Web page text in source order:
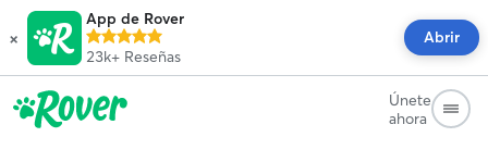
×
App de Rover
23k+ Reseñas
Abrir
Únete
ahora